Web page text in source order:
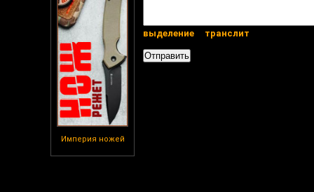
Империя ножей
выделение транслит